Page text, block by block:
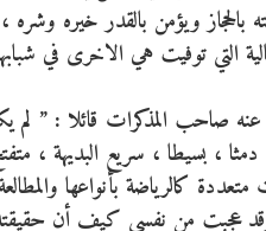
بالحجاز ويؤمن بالقدر خيره
التي توفيت هي الاخرى في
صاحب المذكرات قائلا : ” لم
، بسيطا ، سريع البديهة ،
كالرياضة بأنواعها
عجبت من نفسي كيف أن حقيقته